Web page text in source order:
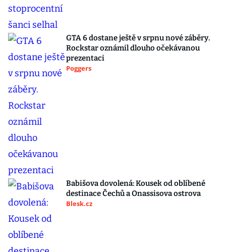
GTA 6 dostane ještě v srpnu nové záběry.
Rockstar oznámil dlouho očekávanou
prezentaci
Poggers
Babišova dovolená: Kousek od oblíbené
destinace Čechů a Onassisova ostrova
Blesk.cz